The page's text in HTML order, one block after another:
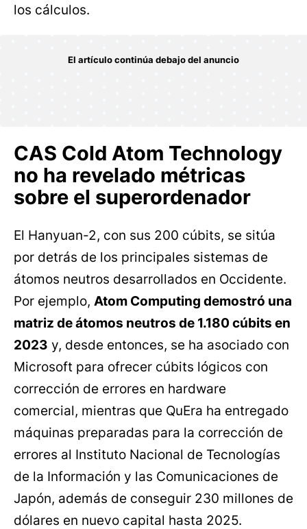
los cálculos.
CAS Cold Atom Technology
no ha revelado métricas
sobre el superordenador
El Hanyuan-2, con sus 200 cúbits, se sitúa
por detrás de los principales sistemas de
átomos neutros desarrollados en Occidente.
Por ejemplo, Atom Computing demostró una
matriz de átomos neutros de 1.180 cúbits en
2023 y, desde entonces, se ha asociado con
Microsoft para ofrecer cúbits lógicos con
corrección de errores en hardware
comercial, mientras que QuEra ha entregado
máquinas preparadas para la corrección de
errores al Instituto Nacional de Tecnologías
de la Información y las Comunicaciones de
Japón, además de conseguir 230 millones de
dólares en nuevo capital hasta 2025.